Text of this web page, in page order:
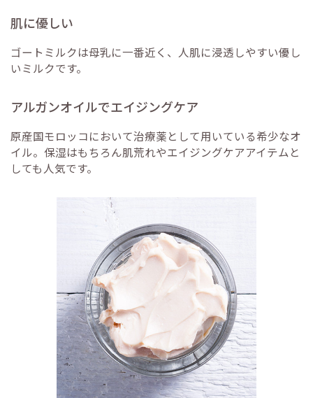
肌に優しい
ゴートミルクは母乳に一番近く、人肌に浸透しやすい優し
いミルクです。
アルガンオイルでエイジングケア
原産国モロッコにおいて治療薬として用いている希少なオ
イル。保湿はもちろん肌荒れやエイジングケアアイテムと
しても人気です。